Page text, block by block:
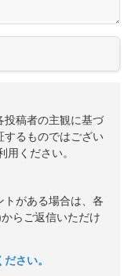
投稿者の主観に基づ
するものではござい
用ください。
トがある場合は、各
らご返信いただけ
さい。